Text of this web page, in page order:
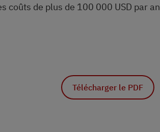
coûts de plus de 100 000 USD par
Télécharger le PDF